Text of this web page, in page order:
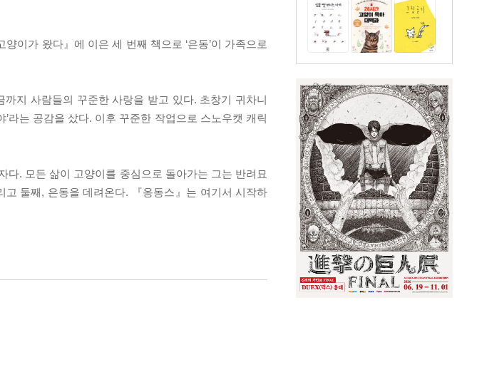
이가 왔다』에 이은 세 번째 책으로 ‘은동’이 가족으로
지 사람들의 꾸준한 사랑을 받고 있다. 초창기 귀차니
라는 공감을 샀다. 이후 꾸준한 작업으로 스노우캣 캐릭
다. 모든 삶이 고양이를 중심으로 돌아가는 그는 반려묘
둘째, 은동을 데려온다. 『옹동스』는 여기서 시작하